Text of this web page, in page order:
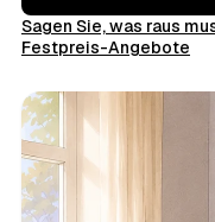
Sagen Sie, was raus
Festpreis-Angebote